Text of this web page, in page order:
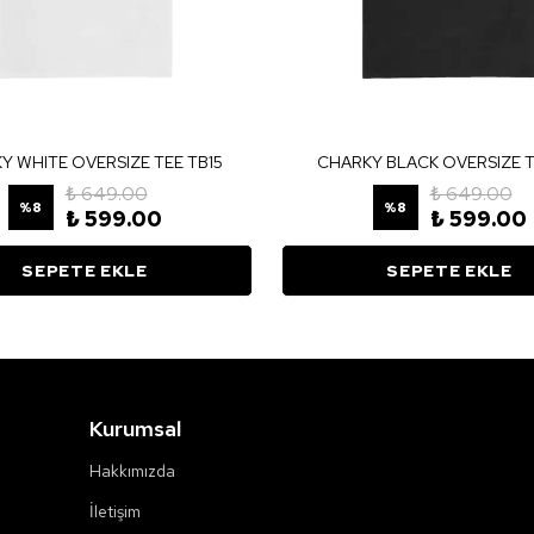
WHITE OVERSIZE TEE TB15
%8
₺ 649.00
₺ 599.00
SEPETE EKLE
CHARKY BLACK OVERSIZE
%8
₺ 649.00
₺ 599.00
SEPETE EKLE
Kurumsal
Hakkımızda
İletişim